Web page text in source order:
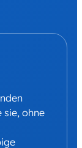
sie, ohne